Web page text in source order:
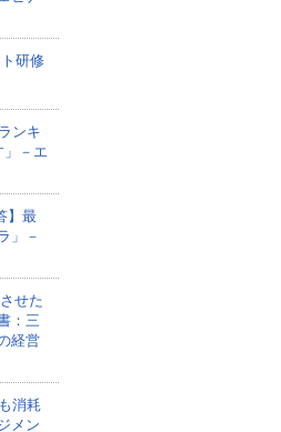
研修
ンキ
」－エ
】最
」－
せた
：三
経営
消耗
メン